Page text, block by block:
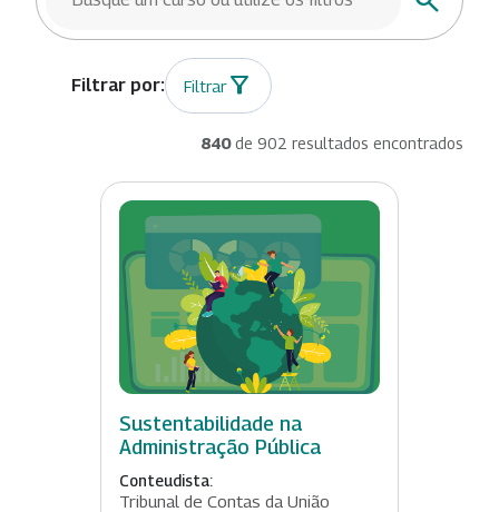
Filtrar
840de 902 resultados encontrados
Sustentabilidade na
Administração Pública
Conteudista:
Tribunal de Contas da União